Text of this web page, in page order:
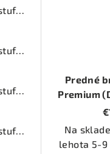
Predné brzdové platne Greenstuff 2000 (DP22050)
Predné brzdové platne Greenstuff 2000 (DP21555)
Predné brzdové platne Greenstuff 2000 (DP23070)
Predné brzdové platne Greenstuff 2000 (DP22286)
Predné
Premium
Na
lehota 5-9